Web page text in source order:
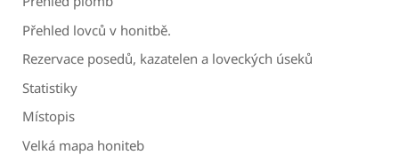
Přehled lovců v honitbě.
Rezervace posedů, kazatelen a loveckých úseků
Statistiky
Místopis
Velká mapa honiteb